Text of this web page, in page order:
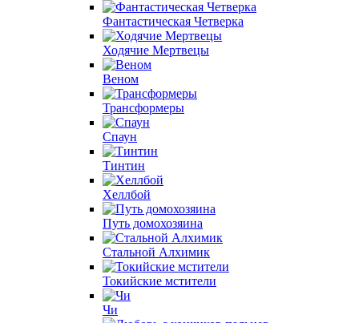
Фантастическая Четверка
Ходячие Мертвецы
Веном
Трансформеры
Спаун
Тинтин
Хеллбой
Путь домохозяина
Стальной Алхимик
Токийские мстители
Чи